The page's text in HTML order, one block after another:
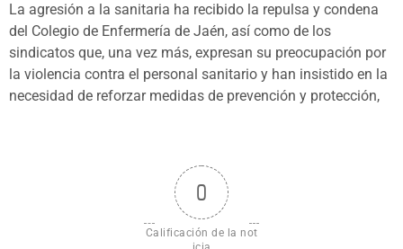
La agresión a la sanitaria ha recibido la repulsa y condena
del Colegio de Enfermería de Jaén, así como de los
sindicatos que, una vez más, expresan su preocupación por
la violencia contra el personal sanitario y han insistido en la
necesidad de reforzar medidas de prevención y protección,
0
Calificación de la not